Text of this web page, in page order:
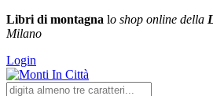
Libri di montagna lo shop online della
Milano
Login